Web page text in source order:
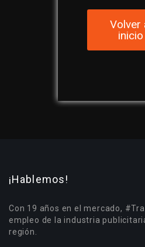
Volver
inicio
¡Hablemos!
Con 19 años en el mercado,
empleo de la industria
región.